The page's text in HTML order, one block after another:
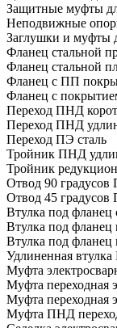
Защитные муфты
Неподвижные
Заглушки и муфты
Фланец стальной
Фланец стальной
Фланец с ПП
Фланец с
Переход ПНД
Переход ПНД
Переход ПЭ сталь
Тройник ПНД
Тройник
Отвод 90
Отвод 45
Втулка под
Втулка под
Втулка под
Удлиненная
Муфта
Муфта переходная
Муфта переходная
Муфта ПНД